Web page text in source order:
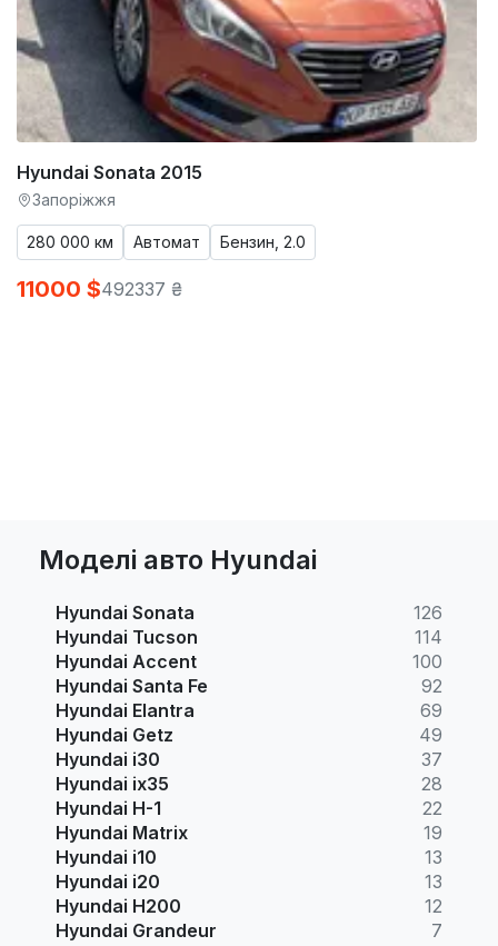
Hyundai Sonata 2015
Запоріжжя
280 000 км Автомат Бензин, 2.0
11000 $492337 ₴
Моделі авто Hyundai
Hyundai Sonata
126
Hyundai Tucson
114
Hyundai Accent
100
Hyundai Santa Fe
92
Hyundai Elantra
69
Hyundai Getz
49
Hyundai i30
37
Hyundai ix35
28
Hyundai H-1
22
Hyundai Matrix
19
Hyundai i10
13
Hyundai i20
13
Hyundai H200
12
Hyundai Grandeur
7